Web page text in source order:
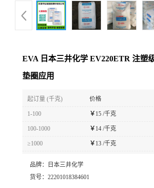
展
证
EVA 日本三井化学 EV220ETR 注塑
垫圈应用
起订量 (千克) 价格
1-100 ￥ 15 /千克
100-1000 ￥ 14 /千克
≥1000 ￥ 13 /千克
品牌：
日本三井化学
货号： 22201018384601